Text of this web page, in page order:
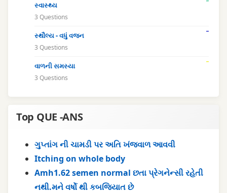
સ્વાસ્થ્ય
3 Questions
સ્થૌલ્ય - વધું વજન
3 Questions
વાળની સમસ્યા
3 Questions
Top QUE -ANS
ગુપ્તાંગ ની ચામડી પર અતિ ખંજવાળ આવવી
Itching on whole body
Amh1.62 semen normal છતા પ્રેગનેન્સી રહેતી
નથી.મને વર્ષો થી કબજિયાત છે